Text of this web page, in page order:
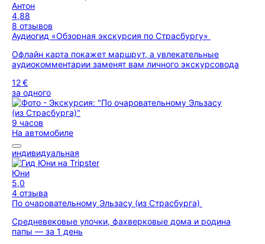
Антон
4,88
8 отзывов
Аудиогид «Обзорная экскурсия по Страсбургу»
Офлайн карта покажет маршрут, а увлекательные
аудиокомментарии заменят вам личного экскурсовода
12 €
за одного
9 часов
На автомобиле
индивидуальная
Юни
5,0
4 отзыва
По очаровательному Эльзасу (из Страсбурга)
Средневековые улочки, фахверковые дома и родина
папы — за 1 день